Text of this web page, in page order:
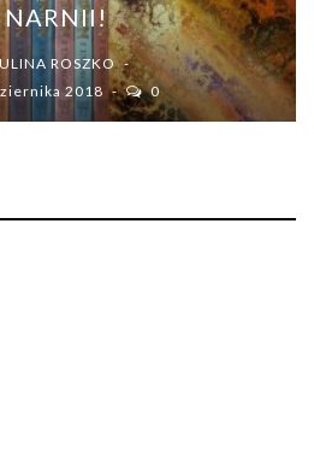
NARNII!
ROSZKO
2018
0